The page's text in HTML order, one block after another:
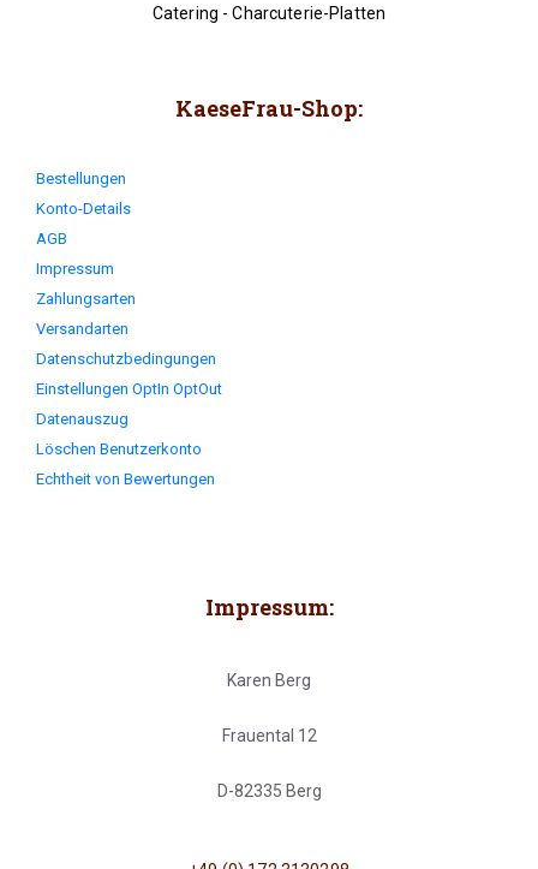
Catering - Charcuterie-Platten
KaeseFrau-Shop:
Bestellungen
Konto-Details
AGB
Impressum
Zahlungsarten
Versandarten
Datenschutzbedingungen
Einstellungen OptIn OptOut
Datenauszug
Löschen Benutzerkonto
Echtheit von Bewertungen
Impressum:
Karen Berg
Frauental 12
D-82335 Berg